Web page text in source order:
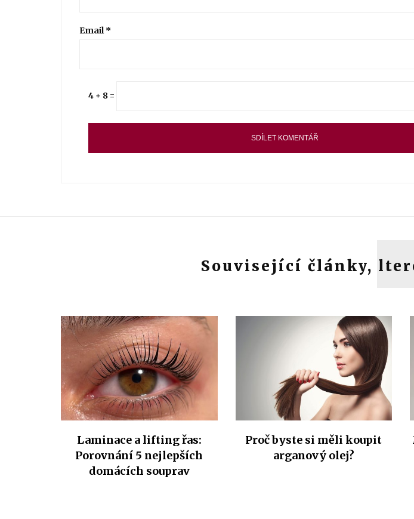
Email*
4 + 8 =
Související články,
Laminace a lifting řas:
Porovnání 5 nejlepších
domácích souprav
Proč byste si měli koupit
arganový olej?